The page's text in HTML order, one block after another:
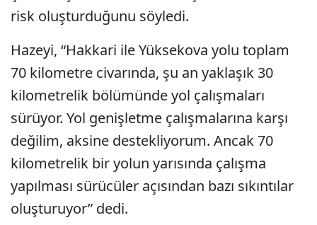
risk oluşturduğunu söyledi.
Hazeyi, “Hakkari ile Yüksekova yolu toplam
70 kilometre civarında, şu an yaklaşık 30
kilometrelik bölümünde yol çalışmaları
sürüyor. Yol genişletme çalışmalarına karşı
değilim, aksine destekliyorum. Ancak 70
kilometrelik bir yolun yarısında çalışma
yapılması sürücüler açısından bazı sıkıntılar
oluşturuyor” dedi.